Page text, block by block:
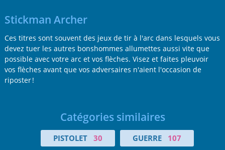
Stickman Archer
Ces titres sont souvent des jeux de tir à l'arc dans lesquels vous
devez tuer les autres bonshommes allumettes aussi vite que
possible avec votre arc et vos flèches. Visez et faites pleuvoir
vos flèches avant que vos adversaires n'aient l'occasion de
riposter !
Catégories similaires
PISTOLET 30 GUERRE 107